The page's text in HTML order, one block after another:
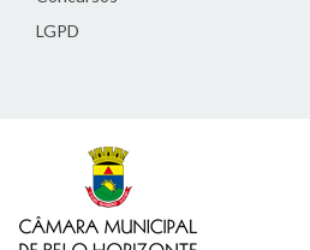
LGPD